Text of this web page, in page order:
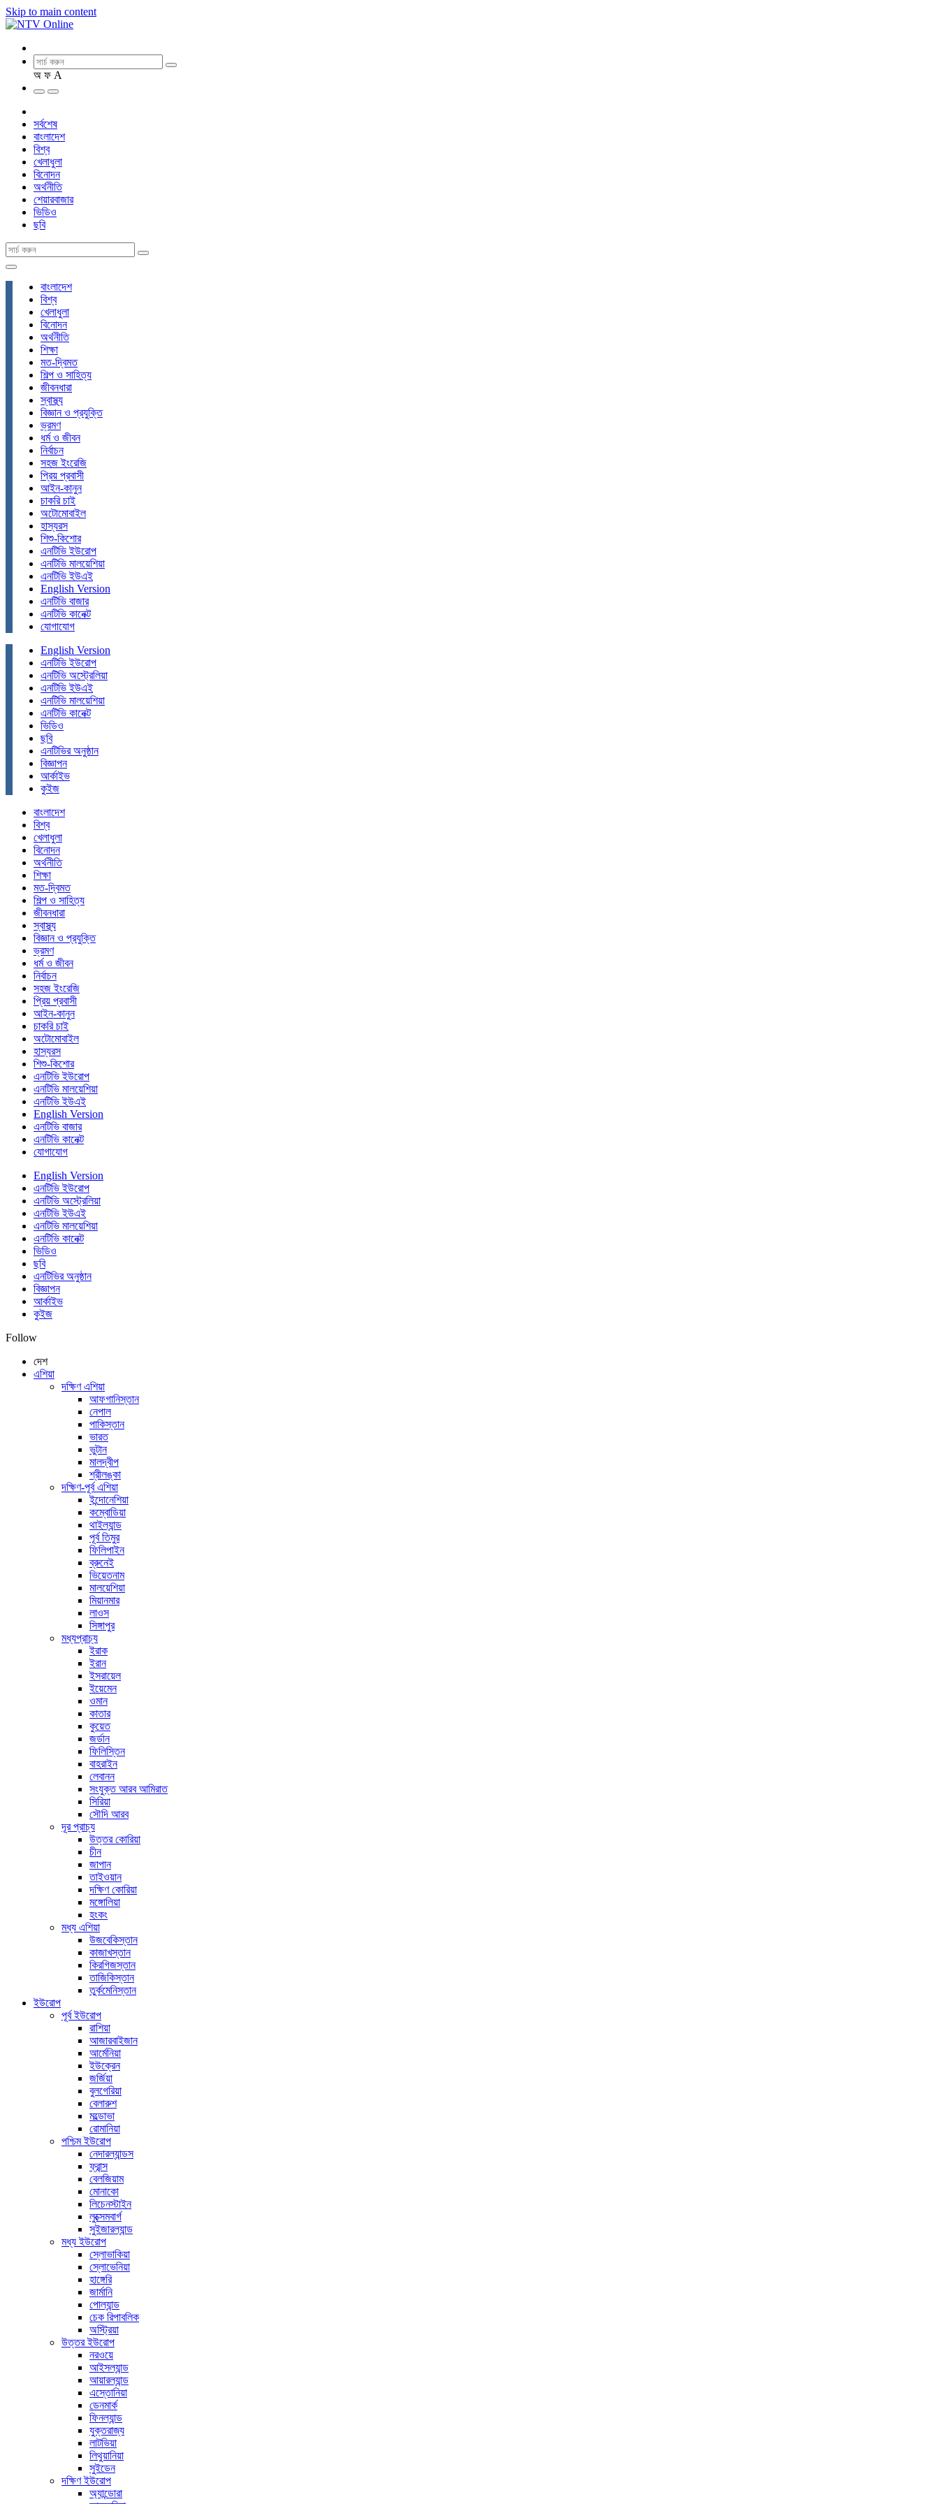
Skip to main content
অ ফ A
সর্বশেষ
বাংলাদেশ
বিশ্ব
খেলাধুলা
বিনোদন
অর্থনীতি
শেয়ারবাজার
ভিডিও
ছবি
বাংলাদেশ
বিশ্ব
খেলাধুলা
বিনোদন
অর্থনীতি
শিক্ষা
মত-দ্বিমত
শিল্প ও সাহিত্য
জীবনধারা
স্বাস্থ্য
বিজ্ঞান ও প্রযুক্তি
ভ্রমণ
ধর্ম ও জীবন
নির্বাচন
সহজ ইংরেজি
প্রিয় প্রবাসী
আইন-কানুন
চাকরি চাই
অটোমোবাইল
হাস্যরস
শিশু-কিশোর
এনটিভি ইউরোপ
এনটিভি মালয়েশিয়া
এনটিভি ইউএই
English Version
এনটিভি বাজার
এনটিভি কানেক্ট
যোগাযোগ
English Version
এনটিভি ইউরোপ
এনটিভি অস্ট্রেলিয়া
এনটিভি ইউএই
এনটিভি মালয়েশিয়া
এনটিভি কানেক্ট
ভিডিও
ছবি
এনটিভির অনুষ্ঠান
বিজ্ঞাপন
আর্কাইভ
কুইজ
বাংলাদেশ
বিশ্ব
খেলাধুলা
বিনোদন
অর্থনীতি
শিক্ষা
মত-দ্বিমত
শিল্প ও সাহিত্য
জীবনধারা
স্বাস্থ্য
বিজ্ঞান ও প্রযুক্তি
ভ্রমণ
ধর্ম ও জীবন
নির্বাচন
সহজ ইংরেজি
প্রিয় প্রবাসী
আইন-কানুন
চাকরি চাই
অটোমোবাইল
হাস্যরস
শিশু-কিশোর
এনটিভি ইউরোপ
এনটিভি মালয়েশিয়া
এনটিভি ইউএই
English Version
এনটিভি বাজার
এনটিভি কানেক্ট
যোগাযোগ
English Version
এনটিভি ইউরোপ
এনটিভি অস্ট্রেলিয়া
এনটিভি ইউএই
এনটিভি মালয়েশিয়া
এনটিভি কানেক্ট
ভিডিও
ছবি
এনটিভির অনুষ্ঠান
বিজ্ঞাপন
আর্কাইভ
কুইজ
Follow
দেশ
এশিয়া
দক্ষিণ এশিয়া
আফগানিস্তান
নেপাল
পাকিস্তান
ভারত
ভুটান
মালদ্বীপ
শ্রীলঙ্কা
দক্ষিণ-পূর্ব এশিয়া
ইন্দোনেশিয়া
কম্বোডিয়া
থাইল্যান্ড
পূর্ব তিমুর
ফিলিপাইন
ব্রুনেই
ভিয়েতনাম
মালয়েশিয়া
মিয়ানমার
লাওস
সিঙ্গাপুর
মধ্যপ্রাচ্য
ইরাক
ইরান
ইসরায়েল
ইয়েমেন
ওমান
কাতার
কুয়েত
জর্ডান
ফিলিস্তিন
বাহরাইন
লেবানন
সংযুক্ত আরব আমিরাত
সিরিয়া
সৌদি আরব
দূর প্রাচ্য
উত্তর কোরিয়া
চীন
জাপান
তাইওয়ান
দক্ষিণ কোরিয়া
মঙ্গোলিয়া
হংকং
মধ্য এশিয়া
উজবেকিস্তান
কাজাখস্তান
কিরগিজস্তান
তাজিকিস্তান
তুর্কমেনিস্তান
ইউরোপ
পূর্ব ইউরোপ
রাশিয়া
আজারবাইজান
আর্মেনিয়া
ইউক্রেন
জর্জিয়া
বুলগেরিয়া
বেলারুশ
মল্ডোভা
রোমানিয়া
পশ্চিম ইউরোপ
নেদারল্যান্ডস
ফ্রান্স
বেলজিয়াম
মোনাকো
লিচেনস্টাইন
লুক্সেমবার্গ
সুইজারল্যান্ড
মধ্য ইউরোপ
স্লোভাকিয়া
স্লোভেনিয়া
হাঙ্গেরি
জার্মানি
পোল্যান্ড
চেক রিপাবলিক
অস্ট্রিয়া
উত্তর ইউরোপ
নরওয়ে
আইসল্যান্ড
আয়ারল্যান্ড
এস্তোনিয়া
ডেনমার্ক
ফিনল্যান্ড
যুক্তরাজ্য
লাটভিয়া
লিথুয়ানিয়া
সুইডেন
দক্ষিণ ইউরোপ
অ্যান্ডোরা